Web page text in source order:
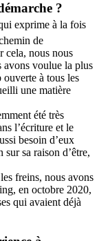
?
exprime à la fois
de
cela, nous nous
avons voulue la plus
à tous les
une matière
été très
l’écriture et le
besoin d’eux
sa raison d’être,
freins, nous avons
en octobre 2020,
qui avaient déjà